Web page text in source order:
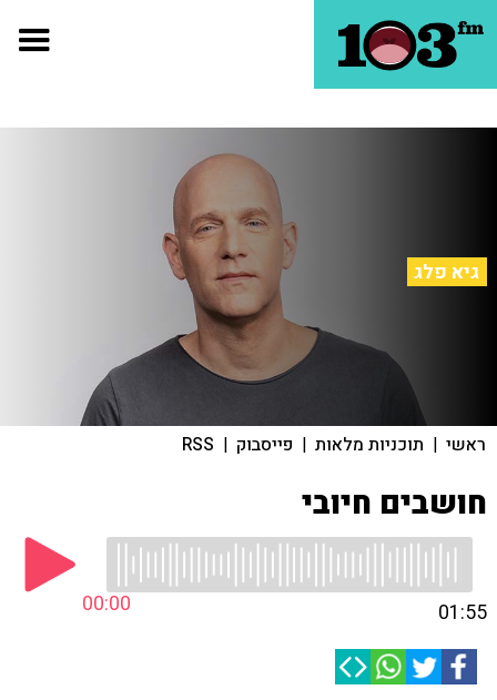
גיא פלג
ראשי | תוכניות מלאות | פייסבוק |
RSS
חושבים חיובי
00:00 01:55